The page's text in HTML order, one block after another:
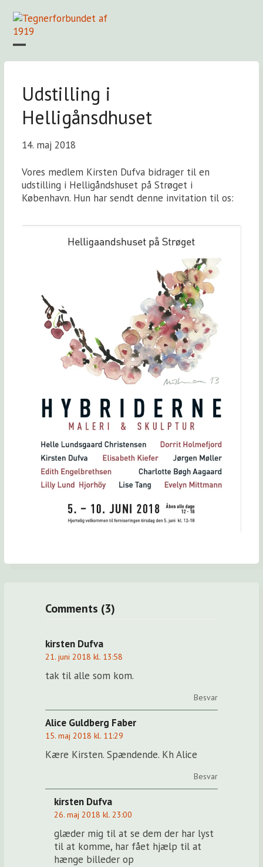
content
Udstilling i
Helligånsdhuset
14. maj 2018
Vores medlem Kirsten Dufva bidrager til en
udstilling i Helligåndshuset på Strøget i
København. Hun har sendt denne invitation til os:
Comments (3)
kirsten Dufva
21. juni 2018 kl. 13:58
tak til alle som kom.
Besvar
Alice Guldberg Faber
15. maj 2018 kl. 11:29
Kære Kirsten. Spændende. Kh Alice
Besvar
kirsten Dufva
26. maj 2018 kl. 23:00
glæder mig til at se dem der har lyst
til at komme, har fået hjælp til at
hænge billeder op